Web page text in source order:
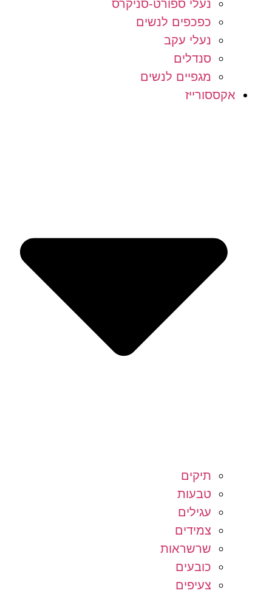
נעלי ספורט-סניקרס
כפכפים לנשים
נעלי עקב
סנדלים
מגפיים לנשים
אקססורייז
תיקים
טבעות
עגילים
צמידים
שרשראות
כובעים
צעיפים